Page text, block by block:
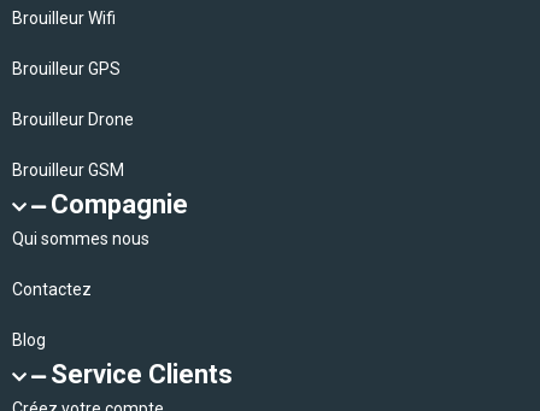
Brouilleur Wifi
Brouilleur GPS
Brouilleur Drone
Brouilleur GSM
Compagnie
Qui sommes nous
Contactez
Blog
Service Clients